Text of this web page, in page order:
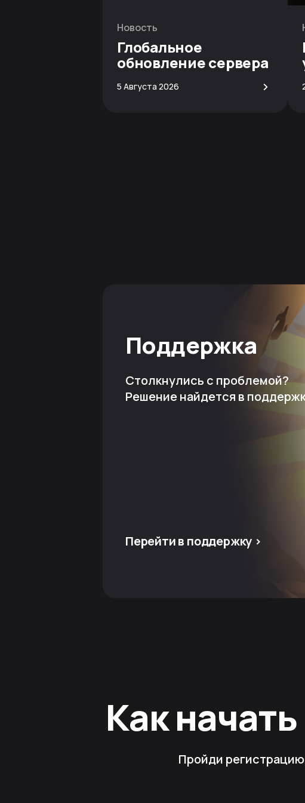
Новость
Глобальное
обновление сервера
5 Августа 2026 >
Поддержка
Столкнулись с проблемой?
Решение найдется в
Перейти в поддержку >
Как
Пройди